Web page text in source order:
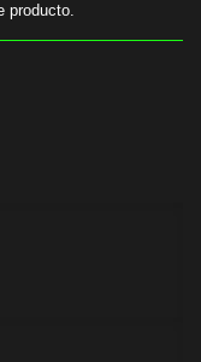
producto.